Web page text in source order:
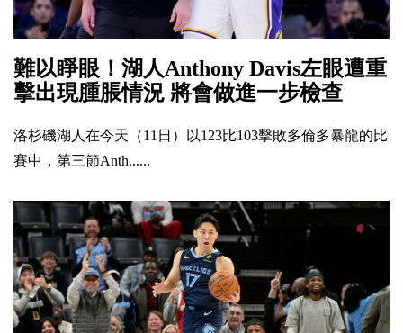
難以睜眼！湖人Anthony Davis左眼遭重
擊出現腫脹情況 將會做進一步檢查
洛杉磯湖人在今天（11日）以123比103擊敗多倫多暴龍的比
賽中，第三節Anth......